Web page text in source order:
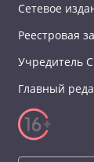
Сетевое
Реестровая
Учредитель
Главный